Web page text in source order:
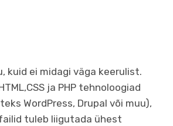
kuid ei midagi väga keerulist.
ja PHP tehnoloogiad
WordPress, Drupal või muu),
tuleb liigutada ühest